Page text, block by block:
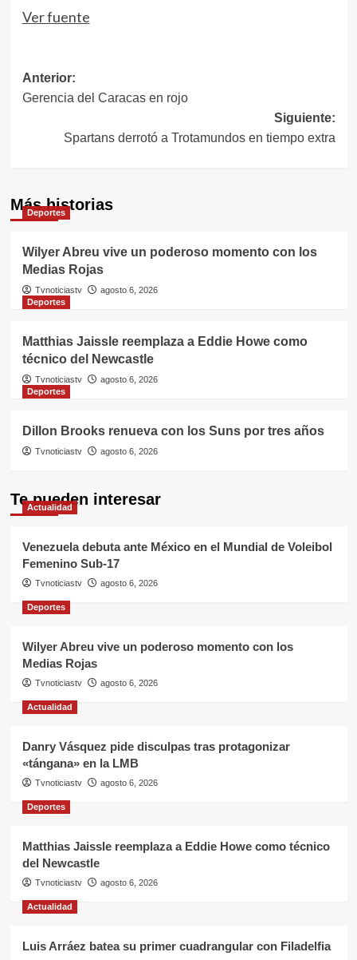
Ver fuente
Navegación
de
entradas
Anterior:
Gerencia del Caracas en rojo
Siguiente:
Spartans derrotó a Trotamundos en tiempo extra
Más historias
Deportes
Wilyer Abreu vive un poderoso momento con los
Medias Rojas
Tvnoticiastv
agosto 6, 2026
Deportes
Matthias Jaissle reemplaza a Eddie Howe como
técnico del Newcastle
Tvnoticiastv
agosto 6, 2026
Deportes
Dillon Brooks renueva con los Suns por tres años
Tvnoticiastv agosto 6, 2026
Te pueden interesar
Actualidad
Venezuela debuta ante México en el Mundial de Voleibol
Femenino Sub-17
Tvnoticiastv agosto 6, 2026
Deportes
Wilyer Abreu vive un poderoso momento con los
Medias Rojas
Tvnoticiastv agosto 6, 2026
Actualidad
Danry Vásquez pide disculpas tras protagonizar
«tángana» en la LMB
Tvnoticiastv agosto 6, 2026
Deportes
Matthias Jaissle reemplaza a Eddie Howe como técnico
del Newcastle
Tvnoticiastv agosto 6, 2026
Actualidad
Luis Arráez batea su primer cuadrangular con Filadelfia